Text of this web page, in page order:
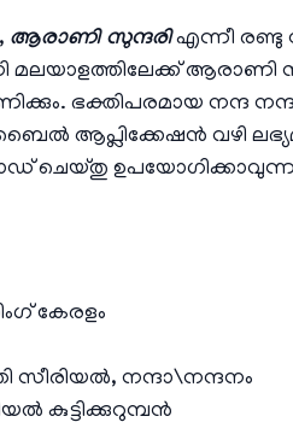
ആരാണി സുന്ദരിഎന്നീ രണ്ടു
ആരാണി
ഭക്തിപരമായ നന്ദ
ആപ്ലിക്കേഷൻ വഴി
കേരളം
സീരിയൽ, നന്ദാ\നന്ദനം
കുട്ടിക്കുറുമ്പൻ